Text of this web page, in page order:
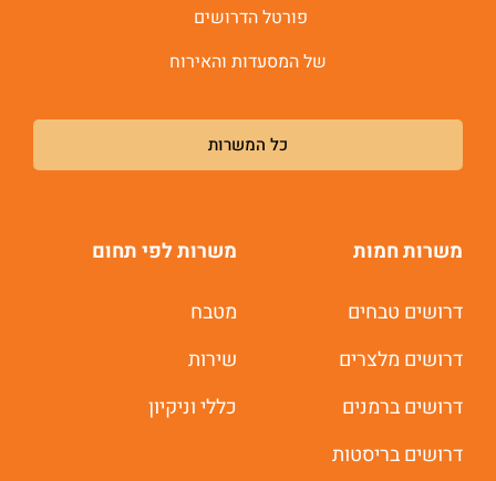
פורטל הדרושים
של המסעדות והאירוח
כל המשרות
משרות חמות
דרושים טבחים
דרושים מלצרים
דרושים ברמנים
דרושים בריסטות
משרות לפי תחום
מטבח
שירות
כללי וניקיון